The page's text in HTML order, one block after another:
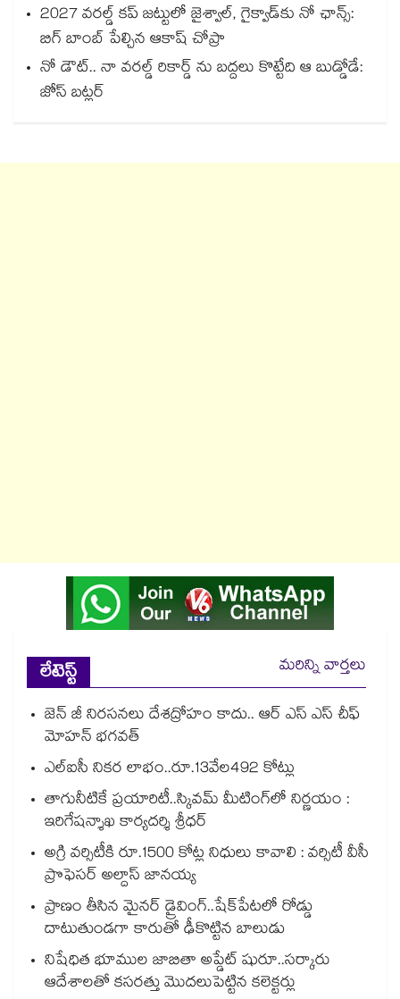
2027 వరల్డ్ కప్‎ జట్టులో జైశ్వాల్, గైక్వాడ్‎కు నో ఛాన్స్:
బిగ్ బాంబ్ పేల్చిన ఆకాష్ చోప్రా
నో డౌట్.. నా వరల్డ్ రికార్డ్ ను బద్దలు కొట్టేది ఆ బుడ్డోడే:
జోస్ బట్లర్
లేటెస్ట్
మరిన్ని వార్తలు
జెన్ జీ నిరసనలు దేశద్రోహం కాదు.. ఆర్ ఎస్ ఎస్ చీఫ్
మోహన్ భగవత్
ఎల్ఐసీ నికర లాభం..రూ.13వేల492 కోట్లు
తాగునీటికే ప్రయారిటీ..స్కివమ్ మీటింగ్‌‌‌‌‌‌‌‌‌‌‌‌‌‌‌‌లో నిర్ణయం :
ఇరిగేషన్శాఖ కార్యదర్శి శ్రీధర్
అగ్రి వర్సిటీకి రూ.1500 కోట్ల నిధులు కావాలి : వర్సిటీ వీసీ
ప్రొఫెసర్ అల్దాస్ జానయ్య
ప్రాణం తీసిన మైనర్‌‌ డ్రైవింగ్‌..షేక్‌పేటలో రోడ్డు
దాటుతుండగా కారుతో ఢీకొట్టిన బాలుడు
నిషేధిత భూముల జాబితా అప్డేట్ షురూ..సర్కారు
ఆదేశాలతో కసరత్తు మొదలుపెట్టిన కలెక్టర్లు